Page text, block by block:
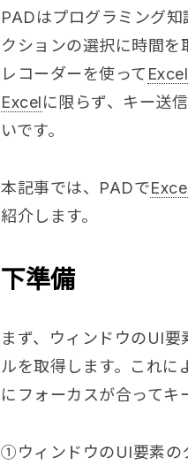
PADはプログラミング
クションの選択に時間を
レコーダーを使って Excel
Excelに限らず、キー送
いです。
本記事では、PADで
紹介します。
下準備
まず、ウィンドウのUI要
ルを取得します。これに
にフォーカスが合ってキ
①ウィンドウのUI要素の